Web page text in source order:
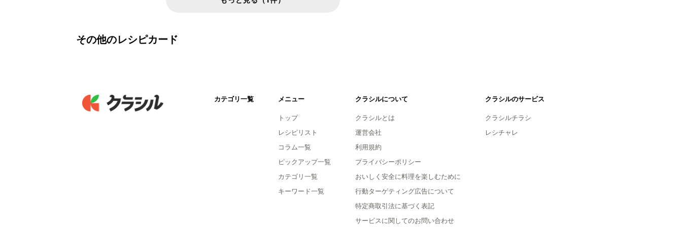
その他のレシピカード
カテゴリ一覧 メニュー
トップ
レシピリスト
コラム一覧
ピックアップ一覧
カテゴリ一覧
キーワード一覧
クラシルについて
クラシルとは
運営会社
利用規約
プライバシーポリシー
おいしく安全に料理を楽しむために
行動ターゲティング広告について
特定商取引法に基づく表記
サービスに関してのお問い合わせ
クラシルのサービス
クラシルチラシ
レシチャレ